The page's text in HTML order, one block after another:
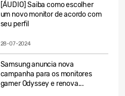
[ÁUDIO] Saiba como escolher
um novo monitor de acordo com
seu perfil
28-07-2024
Samsung anuncia nova
campanha para os monitores
gamer Odyssey e renova...